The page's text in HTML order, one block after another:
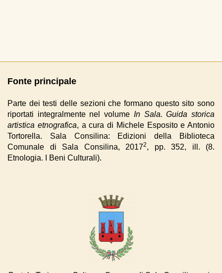
Fonte principale
Parte dei testi delle sezioni che formano questo sito sono
riportati integralmente nel volume In Sala. Guida storica
artistica etnografica, a cura di Michele Esposito e Antonio
Tortorella. Sala Consilina: Edizioni della Biblioteca
Comunale di Sala Consilina, 20172, pp. 352, ill. (8.
Etnologia. I Beni Culturali).